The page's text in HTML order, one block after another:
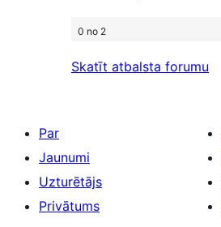
0 no 2
Skatīt atbalsta forumu
Par
Jaunumi
Uzturētājs
Privātums